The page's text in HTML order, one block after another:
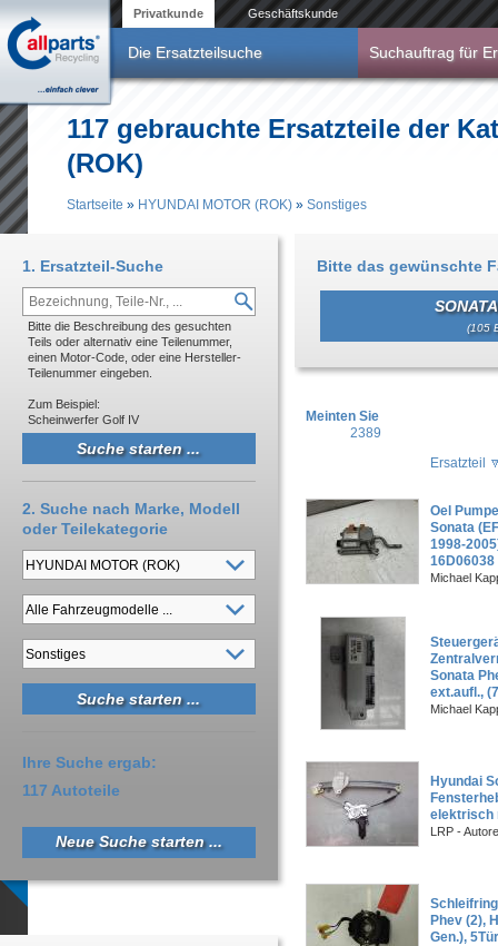
Privatkunde Geschäftskunde
Die Ersatzteilsuche Suchauftrag für
117 gebrauchte Ersatzteile der
(ROK)
Startseite » HYUNDAI MOTOR (ROK) » Sonstiges
Bitte das gewünschte
(105
Meinten Sie
2389
Ersatzteil
Oel
Sonata
1998-
16D06038
Michael
Sonata
ext.aufl.,
Michael
Hyundai
elektrisch
LRP -
Phev (2),
Gen.),
1. Ersatzteil-Suche
Bitte die Beschreibung des gesuchten
Teils oder alternativ eine Teilenummer,
einen Motor-Code, oder eine Hersteller-
Teilenummer eingeben.
Zum Beispiel:
Scheinwerfer Golf IV
2. Suche nach Marke, Modell
oder Teilekategorie
Ihre Suche ergab:
117 Autoteile
Neue Suche starten ...